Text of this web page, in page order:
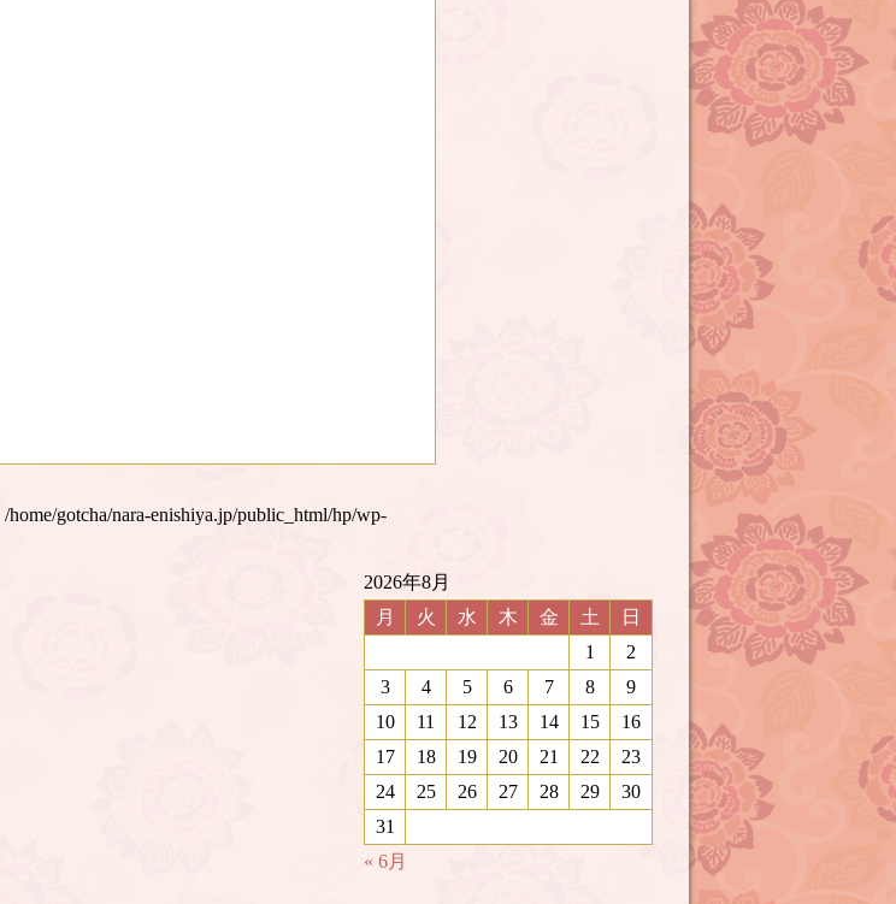
/home/gotcha/nara-enishiya.jp/public_html/hp/wp-
2026年8月
月
火 水 木 金 土
日
1
2
3
4 5 6 7 8
9
10
11 12 13 14 15
16
17
18 19 20 21 22
23
24
25 26 27 28 29
30
31
« 6月